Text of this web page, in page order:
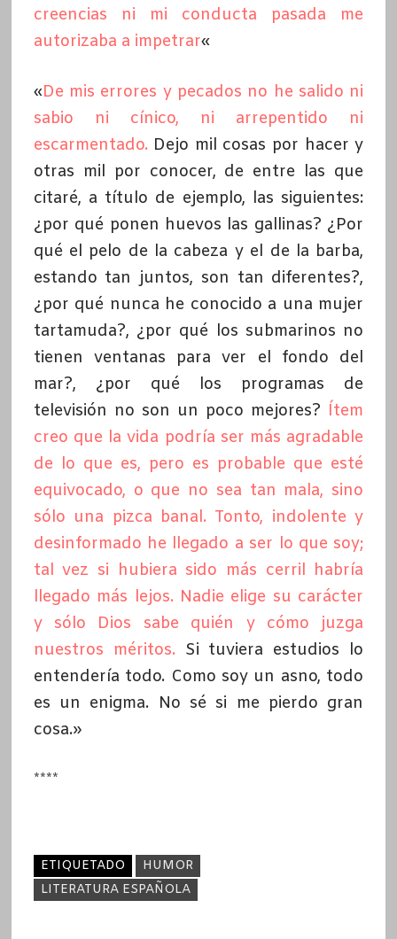
creencias ni mi conducta pasada me
autorizaba a impetrar«
«De mis errores y pecados no he salido ni
sabio ni cínico, ni arrepentido ni
escarmentado. Dejo mil cosas por hacer y
otras mil por conocer, de entre las que
citaré, a título de ejemplo, las siguientes:
¿por qué ponen huevos las gallinas? ¿Por
qué el pelo de la cabeza y el de la barba,
estando tan juntos, son tan diferentes?,
¿por qué nunca he conocido a una mujer
tartamuda?, ¿por qué los submarinos no
tienen ventanas para ver el fondo del
mar?, ¿por qué los programas de
televisión no son un poco mejores? Ítem
creo que la vida podría ser más agradable
de lo que es, pero es probable que esté
equivocado, o que no sea tan mala, sino
sólo una pizca banal. Tonto, indolente y
desinformado he llegado a ser lo que soy;
tal vez si hubiera sido más cerril habría
llegado más lejos. Nadie elige su carácter
y sólo Dios sabe quién y cómo juzga
nuestros méritos. Si tuviera estudios lo
entendería todo. Como soy un asno, todo
es un enigma. No sé si me pierdo gran
cosa.»
****
ETIQUETADO
HUMOR
LITERATURA ESPAÑOLA